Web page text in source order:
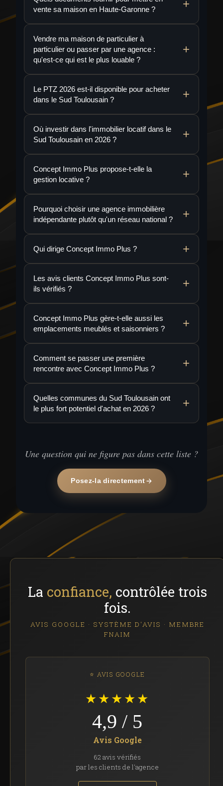
vente sa maison en Haute-Garonne ?
Vendre ma maison de particulier à
particulier ou passer par une agence :
qu'est-ce qui est le plus louable ?
Le PTZ 2026 est-il disponible pour acheter
dans le Sud Toulousain ?
Où investir dans l'immobilier locatif dans le
Sud Toulousain en 2026 ?
Concept Immo Plus propose-t-elle la
gestion locative ?
Pourquoi choisir une agence immobilière
indépendante plutôt qu'un réseau national ?
Qui dirige Concept Immo Plus ?
Les avis clients Concept Immo Plus sont-
ils vérifiés ?
Concept Immo Plus gère-t-elle aussi les
emplacements meublés et saisonniers ?
Comment se passer une première
rencontre avec Concept Immo Plus ?
Quelles communes du Sud Toulousain ont
le plus fort potentiel d'achat en 2026 ?
Une question qui ne figure pas dans cette liste ?
Posez-la directement
La confiance, contrôlée trois
fois.
AVIS GOOGLE · SYSTÈME D'AVIS · MEMBRE
FNAIM
⭐ AVIS GOOGLE
★★★★★
4,9 / 5
Avis Google
62 avis vérifiés
par les clients de l'agence